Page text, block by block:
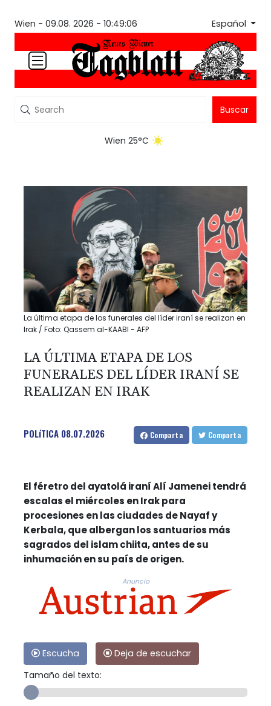
Wien - 09.08. 2026 - 10:49:06 Español
Buscar
Wien 25°C
La última etapa de los funerales del líder iraní se realizan en
Irak / Foto: Qassem al-KAABI - AFP
LA ÚLTIMA ETAPA DE LOS
FUNERALES DEL LÍDER IRANÍ SE
REALIZAN EN IRAK
POLíTICA 08.07.2026 Comparta Comparta
El féretro del ayatolá iraní Alí Jamenei tendrá
escalas el miércoles en Irak para
procesiones en las ciudades de Nayaf y
Kerbala, que albergan los santuarios más
sagrados del islam chiita, antes de su
inhumación en su país de origen.
Anuncio
Escucha
Deja de escuchar
Tamaño del texto: